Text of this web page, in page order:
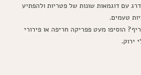
עם דוגמאות שונות של פטריות ולהפתיע
טעמים.
הוסיפו מעט פפריקה חריפה או פירורי
ירוק.